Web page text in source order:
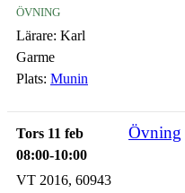
övning
Lärare: Karl
Garme
Plats: Munin
Tors 11 feb
08:00-10:00
Övning
VT 2016, 60943